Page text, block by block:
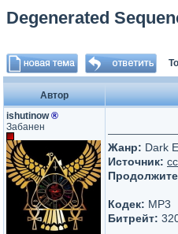
Degenerated
Автор
ishutinow®
Забанен
Жанр: Dark
Источник:
Кодек: MP3
Битрейт: